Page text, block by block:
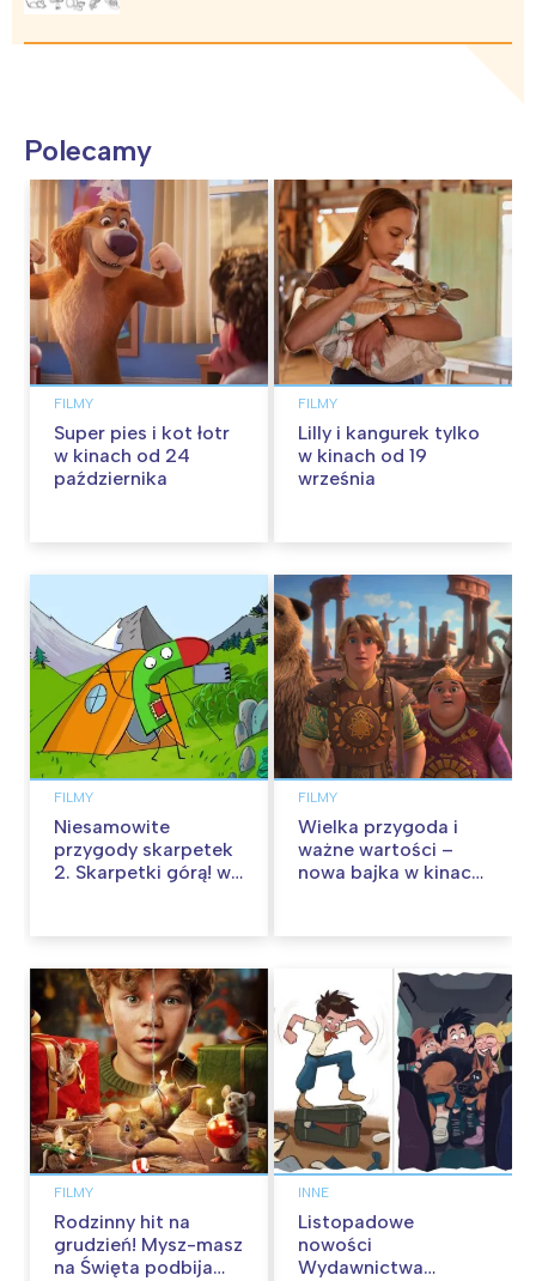
Polecamy
FILMY
Super pies i kot łotr
w kinach od 24
października
FILMY
Lilly i kangurek tylko
w kinach od 19
września
FILMY
Niesamowite
przygody skarpetek
2. Skarpetki górą! w
FILMY
Wielka przygoda i
ważne wartości –
nowa bajka w kinach
FILMY
Rodzinny hit na
grudzień! Mysz-masz
na Święta podbija
INNE
Listopadowe
nowości
Wydawnictwa